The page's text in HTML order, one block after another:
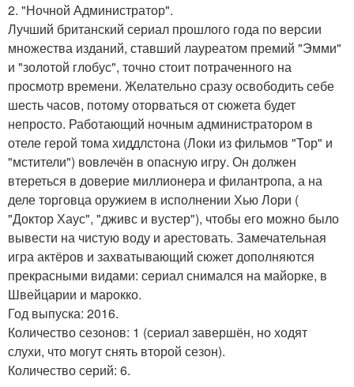
2. "Ночной Администратор".
Лучший британский сериал прошлого года по версии
множества изданий, ставший лауреатом премий "Эмми"
и "золотой глобус", точно стоит потраченного на
просмотр времени. Желательно сразу освободить себе
шесть часов, потому оторваться от сюжета будет
непросто. Работающий ночным администратором в
отеле герой тома хиддлстона (Локи из фильмов "Тор" и
"мстители") вовлечён в опасную игру. Он должен
втереться в доверие миллионера и филантропа, а на
деле торговца оружием в исполнении Хью Лори (
"Доктор Хаус", "дживс и вустер"), чтобы его можно было
вывести на чистую воду и арестовать. Замечательная
игра актёров и захватывающий сюжет дополняются
прекрасными видами: сериал снимался на майорке, в
Швейцарии и марокко.
Год выпуска: 2016.
Количество сезонов: 1 (сериал завершён, но ходят
слухи, что могут снять второй сезон).
Количество серий: 6.